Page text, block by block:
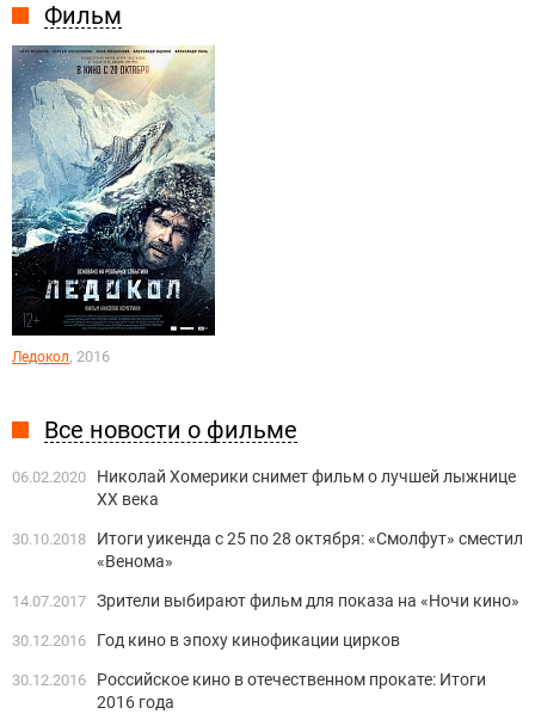
Фильм
Ледокол, 2016
Все новости о фильме
06.02.2020
Николай Хомерики снимет фильм о лучшей лыжнице
XX века
30.10.2018
Итоги уикенда с 25 по 28 октября: «Смолфут» сместил
«Венома»
14.07.2017 Зрители выбирают фильм для показа на «Ночи кино»
30.12.2016 Год кино в эпоху кинофикации цирков
30.12.2016
Российское кино в отечественном прокате: Итоги
2016 года